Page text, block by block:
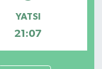
YATSI
21:07